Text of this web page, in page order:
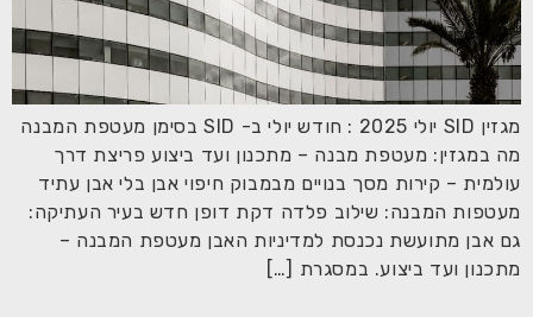
מגזין SID יולי 2025 : חודש יולי ב- SID בסימן מעטפת המבנה
מה במגזין: מעטפת מבנה – מתכנון ועד ביצוע פריצת דרך
עולמית – קירות מסך בנויים מבמבוק חיפוי אבן בלי אבן עתיד
מעטפות המבנה: שילוב פלדה דקת דופן חדש בעיר העתיקה:
גם אבן מתועשת נכנסת למדיניות האבן מעטפת המבנה –
מתכנון ועד ביצוע. במסגרת […]